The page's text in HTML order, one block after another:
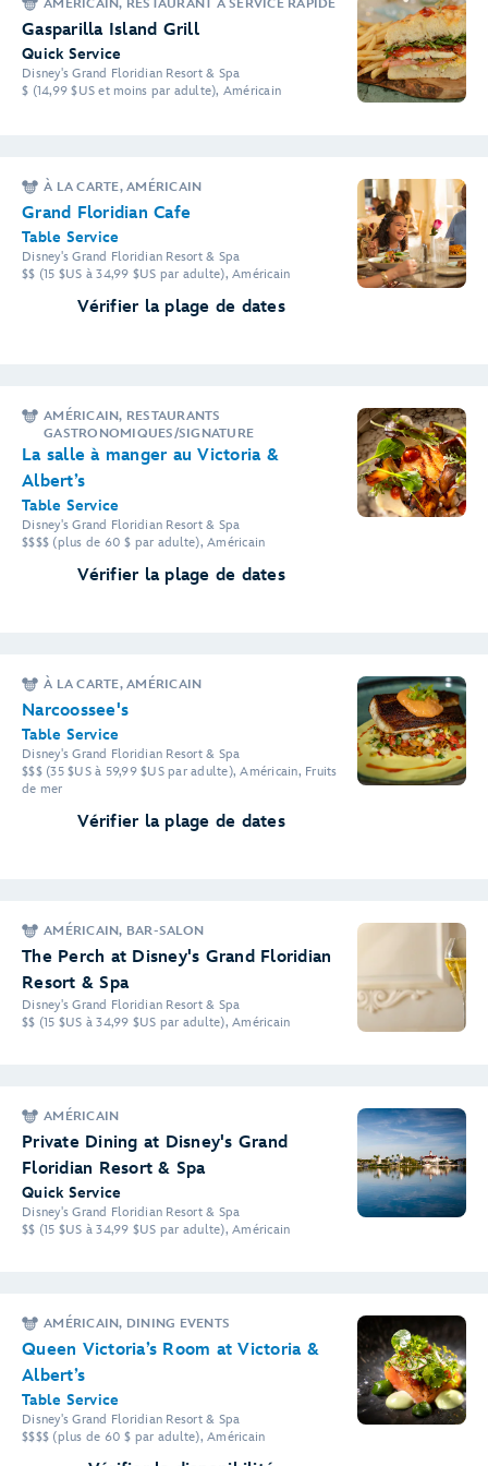
AMÉRICAIN, RESTAURANT À SERVICE RAPIDE
Gasparilla Island Grill
Quick Service
Disney's Grand Floridian Resort & Spa
$ (14,99 $US et moins par adulte), Américain
À LA CARTE, AMÉRICAIN
Grand Floridian Cafe
Table Service
Disney's Grand Floridian Resort & Spa
$$ (15 $US à 34,99 $US par adulte), Américain
Vérifier la plage de dates
AMÉRICAIN, RESTAURANTS
GASTRONOMIQUES/SIGNATURE
La salle à manger au Victoria &
Albert’s
Table Service
Disney's Grand Floridian Resort & Spa
$$$$ (plus de 60 $ par adulte), Américain
Vérifier la plage de dates
À LA CARTE, AMÉRICAIN
Narcoossee's
Table Service
Disney's Grand Floridian Resort & Spa
$$$ (35 $US à 59,99 $US par adulte), Américain, Fruits
de mer
Vérifier la plage de dates
AMÉRICAIN, BAR-SALON
The Perch at Disney's Grand Floridian
Resort & Spa
Disney's Grand Floridian Resort & Spa
$$ (15 $US à 34,99 $US par adulte), Américain
AMÉRICAIN
Private Dining at Disney's Grand
Floridian Resort & Spa
Quick Service
Disney's Grand Floridian Resort & Spa
$$ (15 $US à 34,99 $US par adulte), Américain
AMÉRICAIN, DINING EVENTS
Queen Victoria’s Room at Victoria &
Albert’s
Table Service
Disney's Grand Floridian Resort & Spa
$$$$ (plus de 60 $ par adulte), Américain